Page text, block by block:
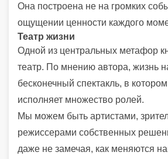
Она построена не на громких
ощущении ценности каждого
Театр жизни
Одной из центральных метафор
театр. По мнению автора, жизнь
бесконечный спектакль, в
исполняет множество ролей.
Мы можем быть артистами,
режиссерами собственных
даже не замечая, как меняются